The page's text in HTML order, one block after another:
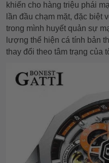
khiến cho hàng triệu phái
lần đầu chạm mặt, đặc
trong mình huyết quản sự
lượng thể hiện cá tính bản
thay đổi theo tâm trạng của